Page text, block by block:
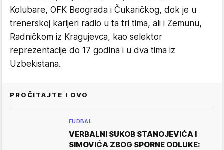
Kolubare, OFK Beograda i Čukaričkog, dok je u
trenerskoj karijeri radio u ta tri tima, ali i Zemunu,
Radničkom iz Kragujevca, kao selektor
reprezentacije do 17 godina i u dva tima iz
Uzbekistana.
PROČITAJTE I OVO
FUDBAL
VERBALNI SUKOB STANOJEVIĆA I
SIMOVIĆA ZBOG SPORNE ODLUKE: